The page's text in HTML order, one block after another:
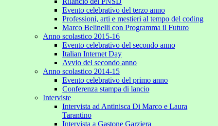
Evento celebrativo del terzo anno
Professioni, arti e mestieri al tempo del coding
Marco Belinelli con Programma il Futuro
Anno scolastico 2015-16
Evento celebrativo del secondo anno
Italian Internet Day
Avvio del secondo anno
Anno scolastico 2014-15
Evento celebrativo del primo anno
Conferenza stampa di lancio
Interviste
Intervista ad Antinisca Di Marco e Laura
Tarantino
Intervista a Gastone Garziera